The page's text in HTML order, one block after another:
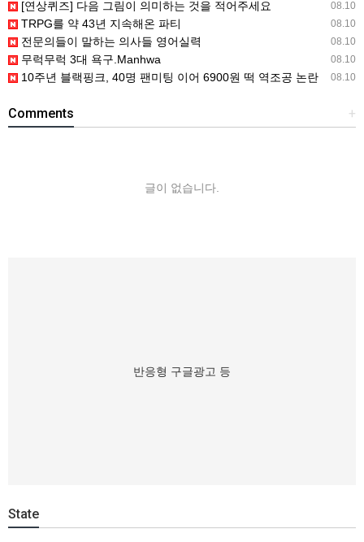
08.10
[연상퀴즈] 다음 그림이 의미하는 것을 적어주세요
08.10
TRPG를 약 43년 지속해온 파티
08.10
전문의들이 말하는 의사들 영어실력
08.10
무럭무럭 3대 욕구.Manhwa
08.10
10주년 블랙핑크, 40명 팬미팅 이어 6900원 떡 역조공 논란
+
Comments
글이 없습니다.
반응형 구글광고 등
State